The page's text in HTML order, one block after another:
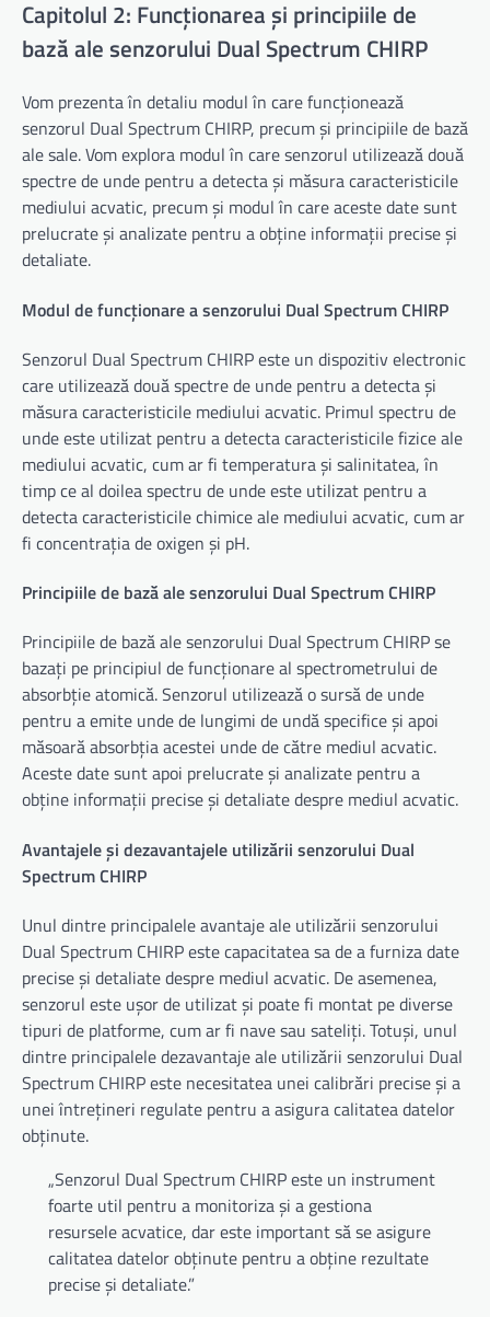
Capitolul 2: Funcționarea și principiile de
bază ale senzorului Dual Spectrum CHIRP
Vom prezenta în detaliu modul în care funcționează
senzorul Dual Spectrum CHIRP, precum și principiile de bază
ale sale. Vom explora modul în care senzorul utilizează două
spectre de unde pentru a detecta și măsura caracteristicile
mediului acvatic, precum și modul în care aceste date sunt
prelucrate și analizate pentru a obține informații precise și
detaliate.
Modul de funcționare a senzorului Dual Spectrum CHIRP
Senzorul Dual Spectrum CHIRP este un dispozitiv electronic
care utilizează două spectre de unde pentru a detecta și
măsura caracteristicile mediului acvatic. Primul spectru de
unde este utilizat pentru a detecta caracteristicile fizice ale
mediului acvatic, cum ar fi temperatura și salinitatea, în
timp ce al doilea spectru de unde este utilizat pentru a
detecta caracteristicile chimice ale mediului acvatic, cum ar
fi concentrația de oxigen și pH.
Principiile de bază ale senzorului Dual Spectrum CHIRP
Principiile de bază ale senzorului Dual Spectrum CHIRP se
bazați pe principiul de funcționare al spectrometrului de
absorbție atomică. Senzorul utilizează o sursă de unde
pentru a emite unde de lungimi de undă specifice și apoi
măsoară absorbția acestei unde de către mediul acvatic.
Aceste date sunt apoi prelucrate și analizate pentru a
obține informații precise și detaliate despre mediul acvatic.
Avantajele și dezavantajele utilizării senzorului Dual
Spectrum CHIRP
Unul dintre principalele avantaje ale utilizării senzorului
Dual Spectrum CHIRP este capacitatea sa de a furniza date
precise și detaliate despre mediul acvatic. De asemenea,
senzorul este ușor de utilizat și poate fi montat pe diverse
tipuri de platforme, cum ar fi nave sau sateliți. Totuși, unul
dintre principalele dezavantaje ale utilizării senzorului Dual
Spectrum CHIRP este necesitatea unei calibrări precise și a
unei întrețineri regulate pentru a asigura calitatea datelor
obținute.
„Senzorul Dual Spectrum CHIRP este un instrument
foarte util pentru a monitoriza și a gestiona
resursele acvatice, dar este important să se asigure
calitatea datelor obținute pentru a obține rezultate
precise și detaliate.”